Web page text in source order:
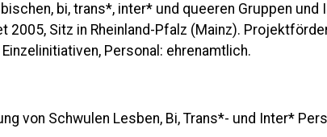
bi, trans*, inter* und queeren Gruppen und
2005, Sitz in Rheinland-Pfalz (Mainz).
Personal: ehrenamtlich.
von Schwulen Lesben, Bi, Trans*- und Inter*